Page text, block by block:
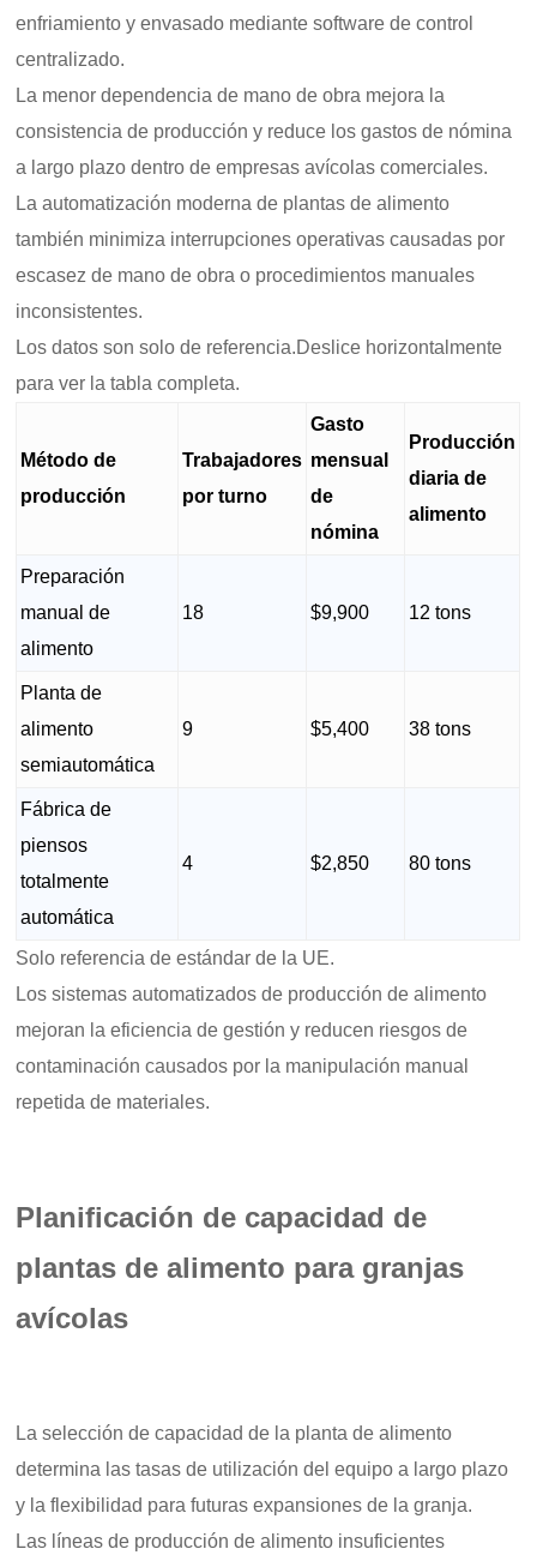
enfriamiento y envasado mediante software de control
centralizado.
La menor dependencia de mano de obra mejora la
consistencia de producción y reduce los gastos de nómina
a largo plazo dentro de empresas avícolas comerciales.
La automatización moderna de plantas de alimento
también minimiza interrupciones operativas causadas por
escasez de mano de obra o procedimientos manuales
inconsistentes.
Los datos son solo de referencia.Deslice horizontalmente
para ver la tabla completa.
Método de
producción
Trabajadores
por turno
Gasto
mensual
de
nómina
Producción
diaria de
alimento
Preparación
manual de
alimento
18 $9,900 12 tons
Planta de
alimento
semiautomática
9 $5,400 38 tons
Fábrica de
piensos
totalmente
automática
4 $2,850 80 tons
Solo referencia de estándar de la UE.
Los sistemas automatizados de producción de alimento
mejoran la eficiencia de gestión y reducen riesgos de
contaminación causados por la manipulación manual
repetida de materiales.
Planificación de capacidad de
plantas de alimento para granjas
avícolas
La selección de capacidad de la planta de alimento
determina las tasas de utilización del equipo a largo plazo
y la flexibilidad para futuras expansiones de la granja.
Las líneas de producción de alimento insuficientes